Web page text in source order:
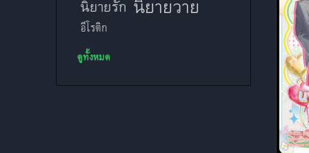
นิยายรัก นิยายวาย
อีโรติก
ดูทั้งหมด